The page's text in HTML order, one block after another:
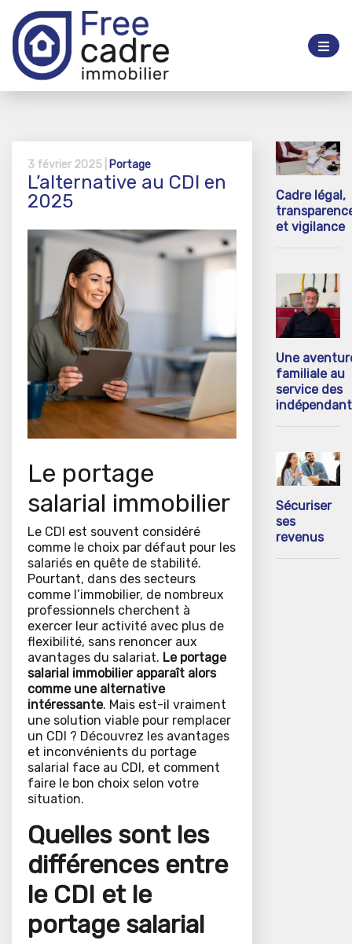
3 février 2025 | Portage
L’alternative au CDI en
2025
Le portage
salarial immobilier
Le CDI est souvent considéré
comme le choix par défaut pour les
salariés en quête de stabilité.
Pourtant, dans des secteurs
comme l’immobilier, de nombreux
professionnels cherchent à
exercer leur activité avec plus de
flexibilité, sans renoncer aux
avantages du salariat. Le portage
salarial immobilier apparaît alors
comme une alternative
intéressante. Mais est-il vraiment
une solution viable pour remplacer
un CDI ? Découvrez les avantages
et inconvénients du portage
salarial face au CDI, et comment
faire le bon choix selon votre
situation.
Quelles sont les
différences entre
le CDI et le
portage salarial
Cadre légal,
et vigilance
Une
familiale au
service des
Sécuriser
ses
revenus